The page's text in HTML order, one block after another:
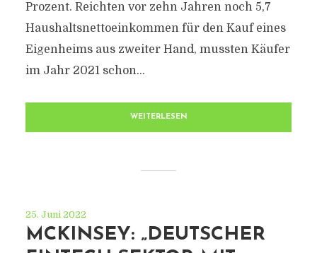
Prozent. Reichten vor zehn Jahren noch 5,7
Haushaltsnettoeinkommen für den Kauf eines
Eigenheims aus zweiter Hand, mussten Käufer
im Jahr 2021 schon...
WEITERLESEN
25. Juni 2022
MCKINSEY: „DEUTSCHER